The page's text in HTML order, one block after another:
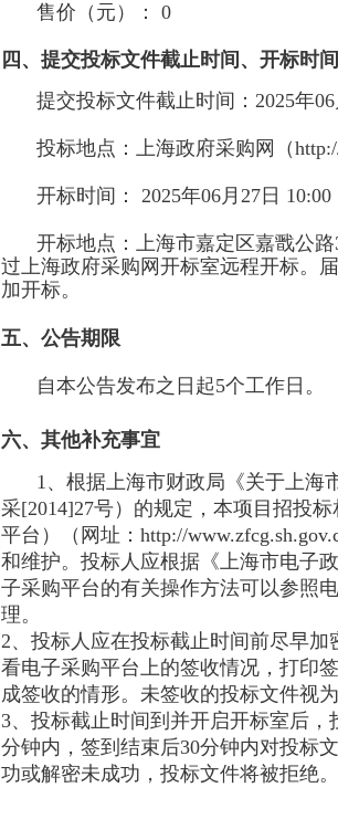
售价（元）： 0
四、提交投标文件截止时间、开标时
提交投标文件截止时间： 2025年
投标地点： 上海政府采购网（
开标时间： 2025年06月27日 10:00
开标地点： 上海市嘉定区嘉戬公
过上海政府采购网开标室远程开标。
加开标。
五、公告期限
自本公告发布之日起5个工作日。
六、其他补充事宜
1、根据上海市财政局《关于上海
采[2014]27号）的规定，本项目招投
平台）（网址：http://
和维护。投标人应根据《上海市电子
子采购平台的有关操作方法可以参照
理。
2、投标人应在投标截止时间前尽早
看电子采购平台上的签收情况，打印
成签收的情形。未签收的投标文件视为
3、投标截止时间到并开启开标室后
分钟内，签到结束后30分钟内对投标
功或解密未成功，投标文件将被拒绝。